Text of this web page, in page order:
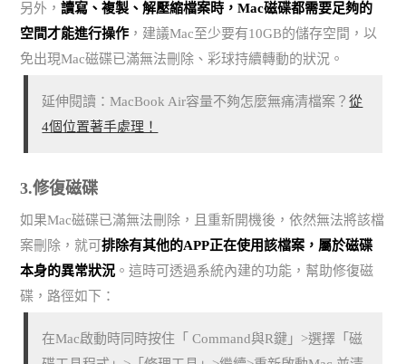
另外，讀寫、複製、解壓縮檔案時，Mac磁碟都需要足夠的
空間才能進行操作 ，建議Mac至少要有10GB的儲存空間，以
免出現Mac磁碟已滿無法刪除、彩球持續轉動的狀況。
延伸閱讀：MacBook Air容量不夠怎麼無痛清檔案？從
4個位置著手處理！
3.修復磁碟
如果Mac磁碟已滿無法刪除，且重新開機後，依然無法將該檔
案刪除，就可排除有其他的APP正在使用該檔案，屬於磁碟
本身的異常狀況 。這時可透過系統內建的功能，幫助修復磁
碟，路徑如下：
在Mac啟動時同時按住「 Command與R鍵」>選擇「磁